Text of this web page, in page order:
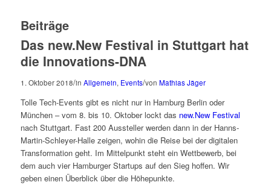
Beiträge
Das new.New Festival in Stuttgart hat
die Innovations-DNA
1. Oktober 2018/in Allgemein, Events/von Mathias Jäger
Tolle Tech-Events gibt es nicht nur in Hamburg Berlin oder
München – vom 8. bis 10. Oktober lockt das new.New Festival
nach Stuttgart. Fast 200 Aussteller werden dann in der Hanns-
Martin-Schleyer-Halle zeigen, wohin die Reise bei der digitalen
Transformation geht. Im Mittelpunkt steht ein Wettbewerb, bei
dem auch vier Hamburger Startups auf den Sieg hoffen. Wir
geben einen Überblick über die Höhepunkte.